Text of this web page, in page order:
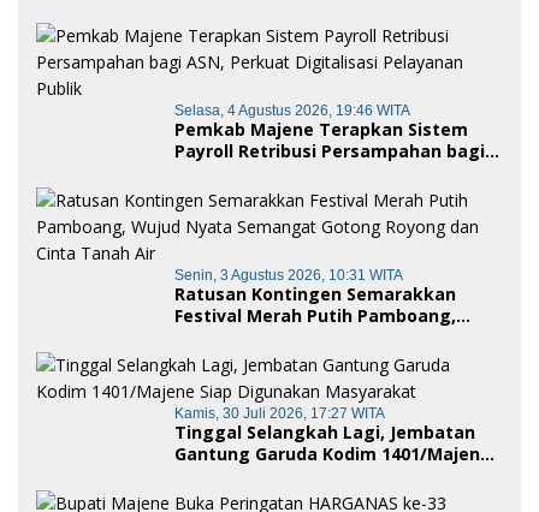
Kehormatan Adat
Selasa, 4 Agustus 2026, 19:46 WITA
Pemkab Majene Terapkan Sistem
Payroll Retribusi Persampahan bagi
Publik
Senin, 3 Agustus 2026, 10:31 WITA
Ratusan Kontingen Semarakkan
Festival Merah Putih Pamboang,
Royong dan Cinta Tanah Air
Kamis, 30 Juli 2026, 17:27 WITA
Tinggal Selangkah Lagi, Jembatan
Gantung Garuda Kodim 1401/Majene